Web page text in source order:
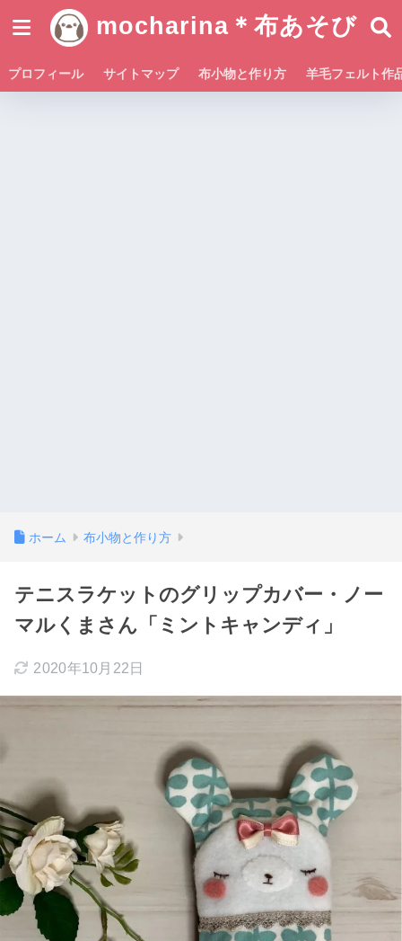
mocharina＊布あそび
プロフィール サイトマップ 布小物と作り方 羊毛フェルト作
ホーム 布小物と作り方
テニスラケットのグリップカバー・ノー
マルくまさん「ミントキャンディ」
2020年10月22日